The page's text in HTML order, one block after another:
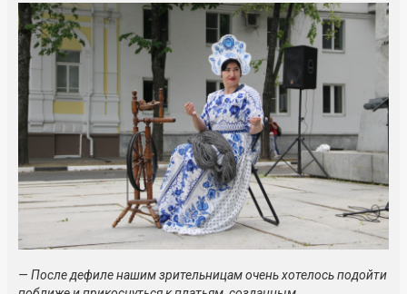
— После дефиле нашим зрительницам очень хотелось подойти